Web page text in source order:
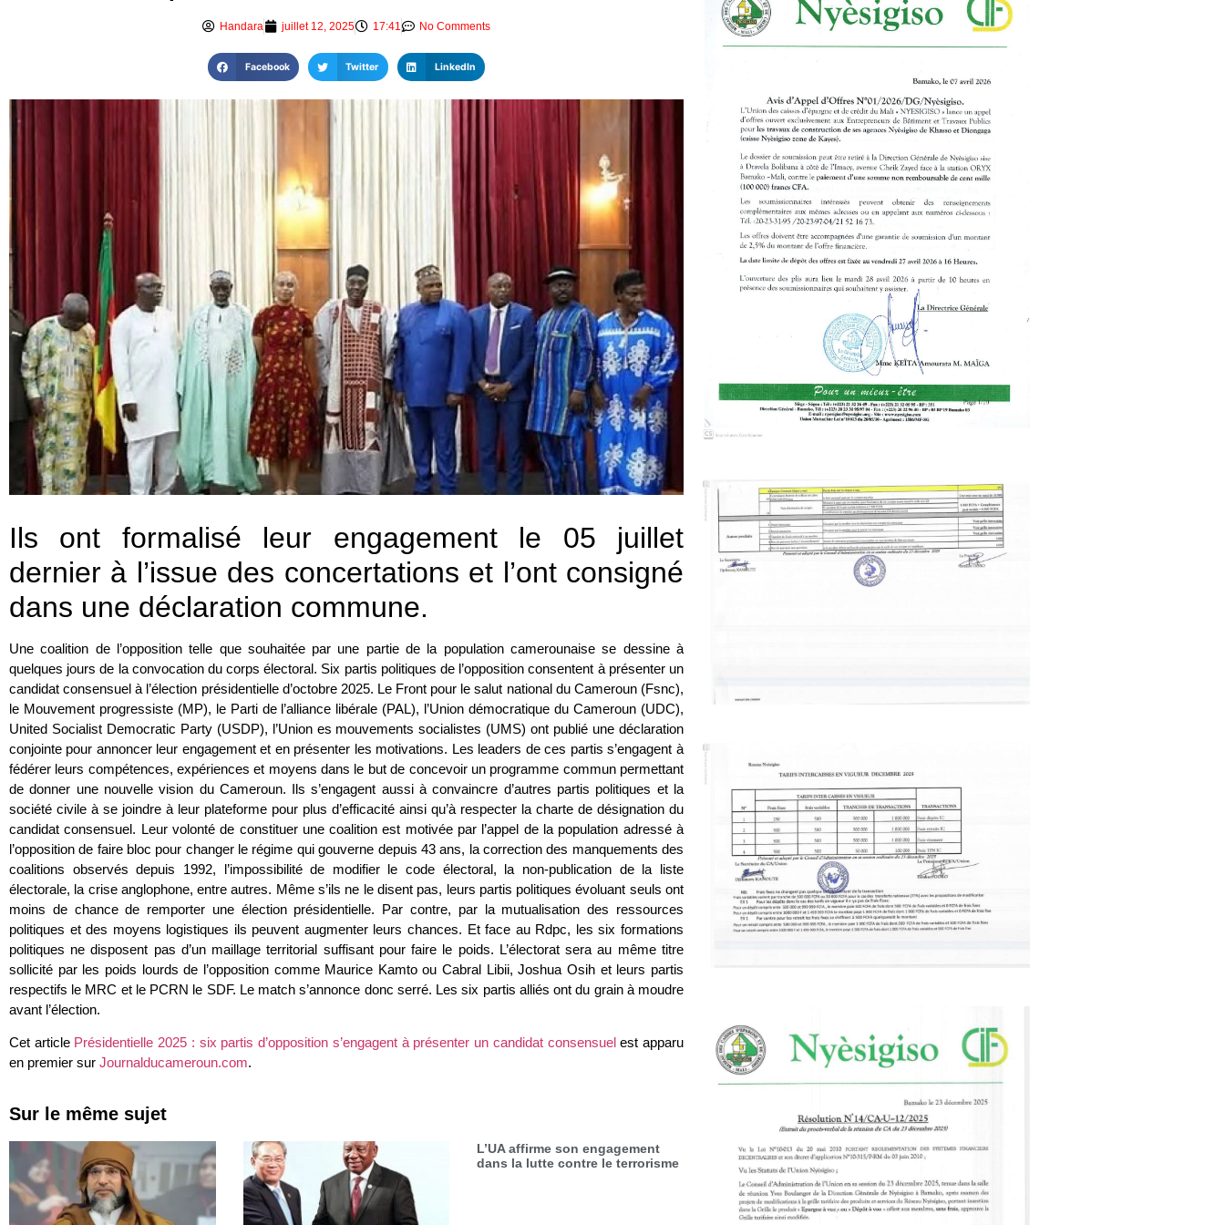
Handara juillet 12, 2025 17:41 No Comments
Facebook Twitter LinkedIn
Ils ont formalisé leur engagement le 05 juillet
dernier à l’issue des concertations et l’ont consigné
dans une déclaration commune.
Une coalition de l’opposition telle que souhaitée par une partie de la population camerounaise se dessine à
quelques jours de la convocation du corps électoral. Six partis politiques de l’opposition consentent à présenter un
candidat consensuel à l’élection présidentielle d’octobre 2025. Le Front pour le salut national du Cameroun (Fsnc),
le Mouvement progressiste (MP), le Parti de l’alliance libérale (PAL), l’Union démocratique du Cameroun (UDC),
United Socialist Democratic Party (USDP), l’Union es mouvements socialistes (UMS) ont publié une déclaration
conjointe pour annoncer leur engagement et en présenter les motivations. Les leaders de ces partis s’engagent à
fédérer leurs compétences, expériences et moyens dans le but de concevoir un programme commun permettant
de donner une nouvelle vision du Cameroun. Ils s’engagent aussi à convaincre d’autres partis politiques et la
société civile à se joindre à leur plateforme pour plus d’efficacité ainsi qu’à respecter la charte de désignation du
candidat consensuel. Leur volonté de constituer une coalition est motivée par l’appel de la population adressé à
l’opposition de faire bloc pour changer le régime qui gouverne depuis 43 ans, la correction des manquements des
coalitions observés depuis 1992, l’impossibilité de modifier le code électoral, la non-publication de la liste
électorale, la crise anglophone, entre autres. Même s’ils ne le disent pas, leurs partis politiques évoluant seuls ont
moins de chance de remporter une élection présidentielle. Par contre, par la mutualisation des ressources
politiques et des moyens logistiques ils peuvent augmenter leurs chances. Et face au Rdpc, les six formations
politiques ne disposent pas d’un maillage territorial suffisant pour faire le poids. L’électorat sera au même titre
sollicité par les poids lourds de l’opposition comme Maurice Kamto ou Cabral Libii, Joshua Osih et leurs partis
respectifs le MRC et le PCRN le SDF. Le match s’annonce donc serré. Les six partis alliés ont du grain à moudre
avant l’élection.
Cet article Présidentielle 2025 : six partis d’opposition s’engagent à présenter un candidat consensuelest apparu
en premier sur Journalducameroun.com.
Sur le même sujet
L’UA affirme son engagement
dans la lutte contre le terrorisme